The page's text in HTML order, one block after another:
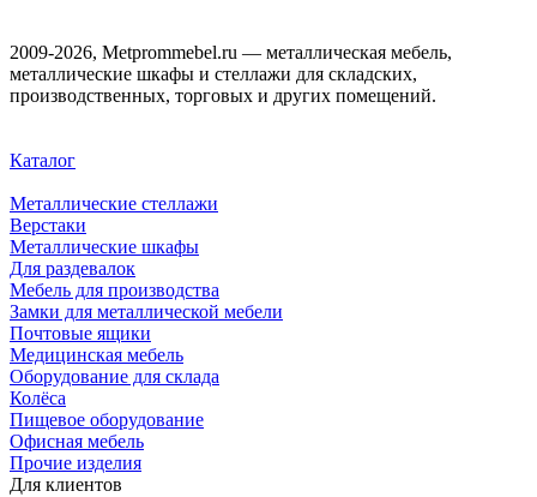
2009-2026, Metprommebel.ru — металлическая мебель,
металлические шкафы и стеллажи для складских,
производственных, торговых и других помещений.
Каталог
Металлические стеллажи
Верстаки
Металлические шкафы
Для раздевалок
Мебель для производства
Замки для металлической мебели
Почтовые ящики
Медицинская мебель
Оборудование для склада
Колёса
Пищевое оборудование
Офисная мебель
Прочие изделия
Для клиентов